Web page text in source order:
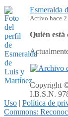
Esmeralda
Activo hace 2
Quién está
Copyright
I.B.S.N.
Uso | Política de
Commons: